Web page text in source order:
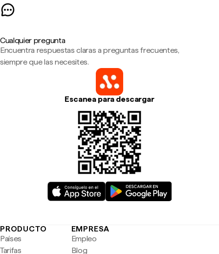
Cualquier pregunta
Encuentra respuestas claras a preguntas frecuentes,
siempre que las necesites.
Escanea para descargar
PRODUCTO
Países
Tarifas
EMPRESA
Empleo
Blog